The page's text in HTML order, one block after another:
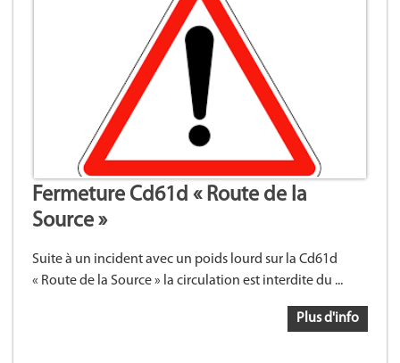
Fermeture Cd61d « Route de la
Source »
Suite à un incident avec un poids lourd sur la Cd61d
« Route de la Source » la circulation est interdite du ...
Plus d'info